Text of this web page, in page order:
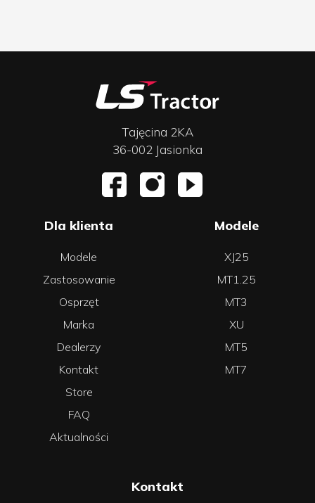
Tajęcina 2KA
36-002 Jasionka
Dla klienta
Modele
Zastosowanie
Osprzęt
Marka
Dealerzy
Kontakt
Store
FAQ
Aktualności
Modele
XJ25
MT1.25
MT3
XU
MT5
MT7
Kontakt